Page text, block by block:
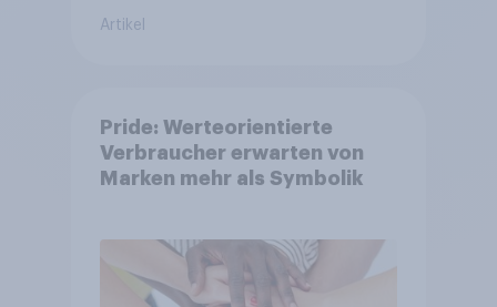
Artikel
Pride: Werteorientierte
Verbraucher erwarten von
Marken mehr als Symbolik